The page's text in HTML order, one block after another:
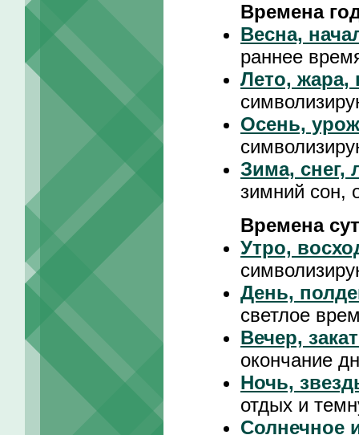
Времена
Весна,
раннее
Лето, жара,
Осень,
Зима, снег,
зимний сон,
Времена
Утро,
День,
светлое
Вечер,
окончание
Ночь,
отдых и
Солнечное